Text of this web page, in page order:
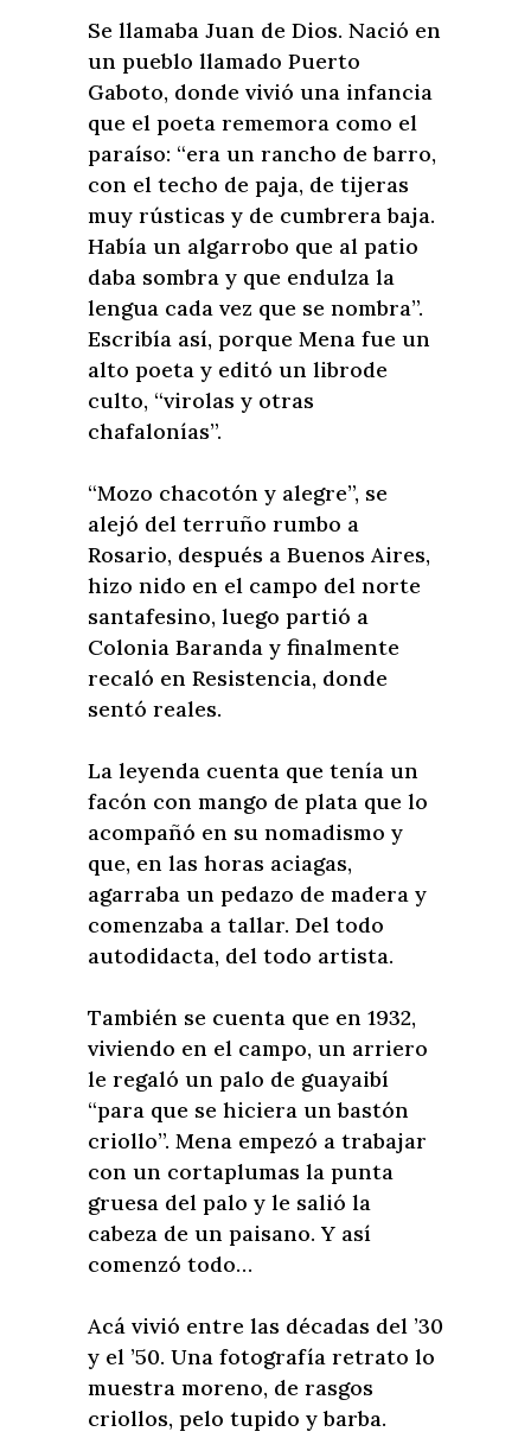
Se llamaba Juan de Dios. Nació en
un pueblo llamado Puerto
Gaboto, donde vivió una infancia
que el poeta rememora como el
paraíso: “era un rancho de barro,
con el techo de paja, de tijeras
muy rústicas y de cumbrera baja.
Había un algarrobo que al patio
daba sombra y que endulza la
lengua cada vez que se nombra”.
Escribía así, porque Mena fue un
alto poeta y editó un librode
culto, “virolas y otras
chafalonías”.
“Mozo chacotón y alegre”, se
alejó del terruño rumbo a
Rosario, después a Buenos Aires,
hizo nido en el campo del norte
santafesino, luego partió a
Colonia Baranda y finalmente
recaló en Resistencia, donde
sentó reales.
La leyenda cuenta que tenía un
facón con mango de plata que lo
acompañó en su nomadismo y
que, en las horas aciagas,
agarraba un pedazo de madera y
comenzaba a tallar. Del todo
autodidacta, del todo artista.
También se cuenta que en 1932,
viviendo en el campo, un arriero
le regaló un palo de guayaibí
“para que se hiciera un bastón
criollo”. Mena empezó a trabajar
con un cortaplumas la punta
gruesa del palo y le salió la
cabeza de un paisano. Y así
comenzó todo…
Acá vivió entre las décadas del ’30
y el ’50. Una fotografía retrato lo
muestra moreno, de rasgos
criollos, pelo tupido y barba.